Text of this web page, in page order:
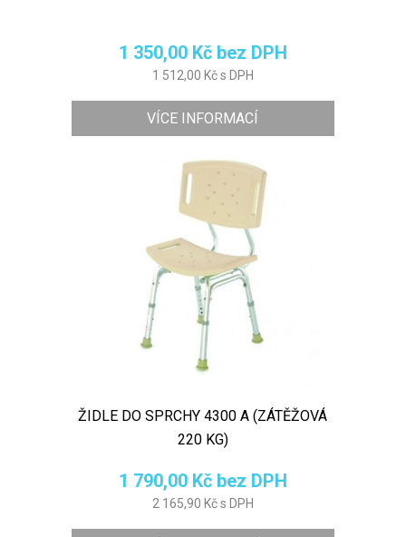
1 350,00 Kč bez DPH
1 512,00 Kč s DPH
VÍCE INFORMACÍ
ŽIDLE DO SPRCHY 4300 A (ZÁTĚŽOVÁ
220 KG)
1 790,00 Kč bez DPH
2 165,90 Kč s DPH